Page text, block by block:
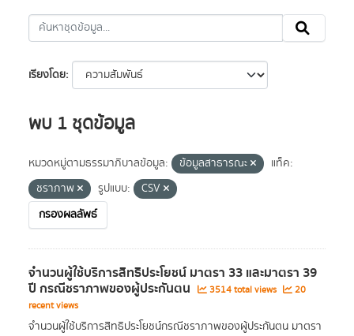
เรียงโดย
พบ 1 ชุดข้อมูล
หมวดหมู่ตามธรรมาภิบาลข้อมูล: ข้อมูลสาธารณะ
แท็ค:
ชราภาพ
รูปแบบ:
CSV
กรองผลลัพธ์
จำนวนผู้ใช้บริการสิทธิประโยชน์ มาตรา 33 และมาตรา 39
ปี กรณีชราภาพของผู้ประกันตน 3514 total views
20
recent views
จำนวนผู้ใช้บริการสิทธิประโยชน์กรณีชราภาพของผู้ประกันตน มาตรา